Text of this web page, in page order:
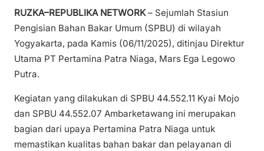
RUZKA–REPUBLIKA NETWORK– Sejumlah Stasiun
Pengisian Bahan Bakar Umum (SPBU) di wilayah
Yogyakarta, pada Kamis (06/11/2025), ditinjau Direktur
Utama PT Pertamina Patra Niaga, Mars Ega Legowo
Putra.
Kegiatan yang dilakukan di SPBU 44.552.11 Kyai Mojo
dan SPBU 44.552.07 Ambarketawang ini merupakan
bagian dari upaya Pertamina Patra Niaga untuk
memastikan kualitas bahan bakar dan pelayanan di